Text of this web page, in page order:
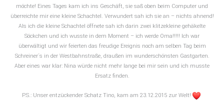
möchte! Eines Tages kam ich ins Geschäft, sie saß oben beim Computer und
überreichte mir eine kleine Schachtel. Verwundert sah ich sie an – nichts ahnend!
Als ich die kleine Schachtel öffnete sah ich darin zwei klitzekleine gehäkelte
Söckchen und ich wusste in dem Moment – ich werde Oma!!!!! Ich war
überwältigt und wir feierten das freudige Ereignis noch am selben Tag beim
Schreiner´s in der Westbahnstraße, draußen im wunderschönsten Gastgarten.
Aber eines war klar: Nina würde nicht mehr lange bei mir sein und ich musste
Ersatz finden.
P.S.: Unser entzückender Schatz Tino, kam am 23.12.2015 zur Welt!